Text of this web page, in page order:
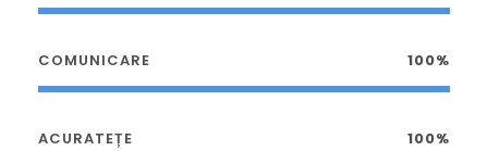
COMUNICARE 100%
ACURATEȚE 100%